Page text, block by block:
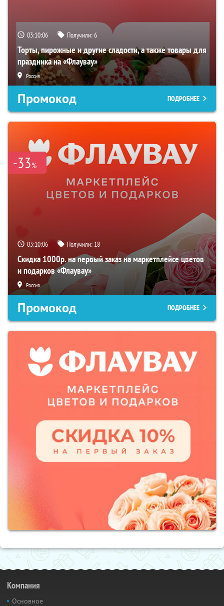
03:10:05 Получили:6
Торты, пирожные и другие сладости, а также товары для
праздника на «Флаувау»
Россия
Промокод ПОДРОБНЕЕ
-33%
03:10:05 Получили: 18
Скидка 1000р. на первый заказ на маркетплейсе цветов
и подарков «Флаувау»
Россия
Промокод ПОДРОБНЕЕ
Компания
Основное